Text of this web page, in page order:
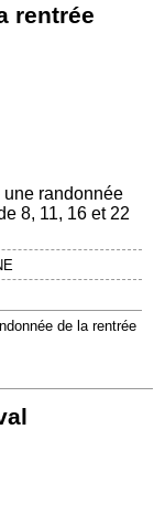
rentrée
une randonnée
8, 11, 16 et 22
de la rentrée